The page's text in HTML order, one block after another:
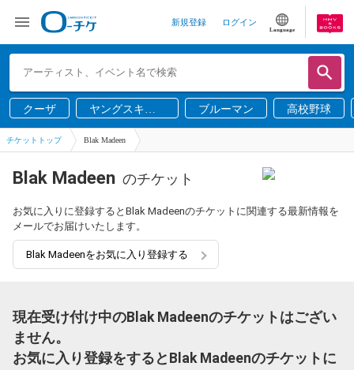
新規登録 ログイン
Language
クーザ
ヤングスキニ
ー
ブルーマン 高校野球
チケットトップ Blak Madeen
Blak Madeen のチケット
お気に入りに登録するとBlak Madeenのチケットに関連する最新情報を
メールでお届けいたします。
Blak Madeenをお気に入り登録する
現在受け付け中のBlak Madeenのチケットはござい
ません。
お気に入り登録をするとBlak Madeenのチケットに